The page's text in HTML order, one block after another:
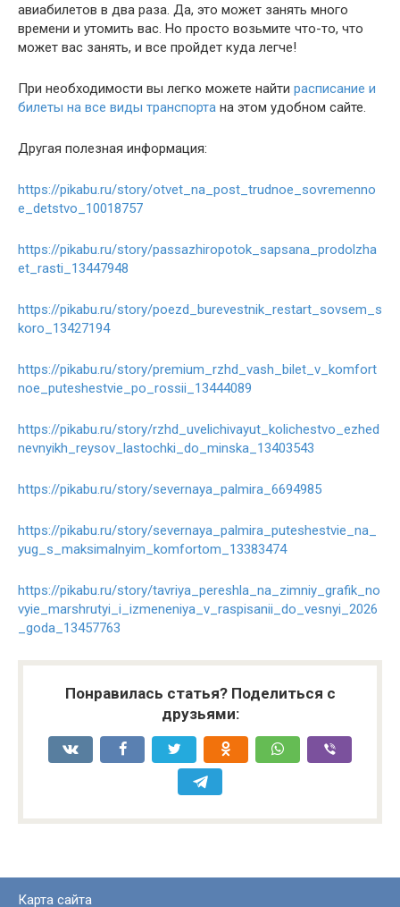
авиабилетов в два раза. Да, это может занять много
времени и утомить вас. Но просто возьмите что-то, что
может вас занять, и все пройдет куда легче!
При необходимости вы легко можете найти расписание и
билеты на все виды транспорта на этом удобном сайте.
Другая полезная информация:
https://pikabu.ru/story/otvet_na_post_trudnoe_sovremenno
e_detstvo_10018757
https://pikabu.ru/story/passazhiropotok_sapsana_prodolzha
et_rasti_13447948
https://pikabu.ru/story/poezd_burevestnik_restart_sovsem_s
koro_13427194
https://pikabu.ru/story/premium_rzhd_vash_bilet_v_komfort
noe_puteshestvie_po_rossii_13444089
https://pikabu.ru/story/rzhd_uvelichivayut_kolichestvo_ezhed
nevnyikh_reysov_lastochki_do_minska_13403543
https://pikabu.ru/story/severnaya_palmira_6694985
https://pikabu.ru/story/severnaya_palmira_puteshestvie_na_
yug_s_maksimalnyim_komfortom_13383474
https://pikabu.ru/story/tavriya_pereshla_na_zimniy_grafik_no
vyie_marshrutyi_i_izmeneniya_v_raspisanii_do_vesnyi_2026
_goda_13457763
Понравилась статья? Поделиться с
друзьями:
Карта сайта